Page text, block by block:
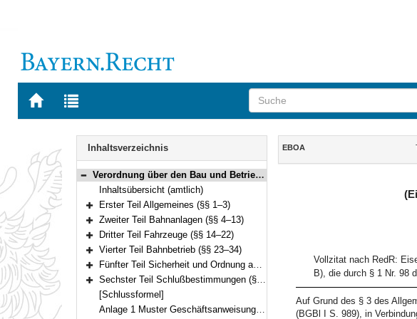
Zur
BAYERN.RECHT
Zur
letzten
Navigation
Inhaltsverzeichnis
Bereich reduzieren
Verordnung über den Bau und Betrieb von Anschlußbahnen (Eisenbahn-Bau- und Betriebsordnung für Anschlußbahnen – EBOA –) Vom 3. März 1983 (GVBl. S. 159) BayRS 933-2-B (§§ 1–42)
Inhaltsübersicht (amtlich)
Bereich erweitern
Erster Teil Allgemeines (§§ 1–3)
Bereich erweitern
Zweiter Teil Bahnanlagen (§§ 4–13)
Bereich erweitern
Dritter Teil Fahrzeuge (§§ 14–22)
Bereich erweitern
Vierter Teil Bahnbetrieb (§§ 23–34)
Bereich erweitern
Fünfter Teil Sicherheit und Ordnung auf den Bahnanlagen (§§ 35–39)
Bereich erweitern
Sechster Teil Schlußbestimmungen (§§ 40–42)
[Schlussformel]
Anlage 1 Muster Geschäftsanweisung für den Eisenbahnbetriebsleiter der Anschlußbahn
Inhalt
EBOA
Vollzitat nach RedR:
B), die durch § 1 Nr. 98
Auf Grund des § 3 des
(BGBl I S. 989), in